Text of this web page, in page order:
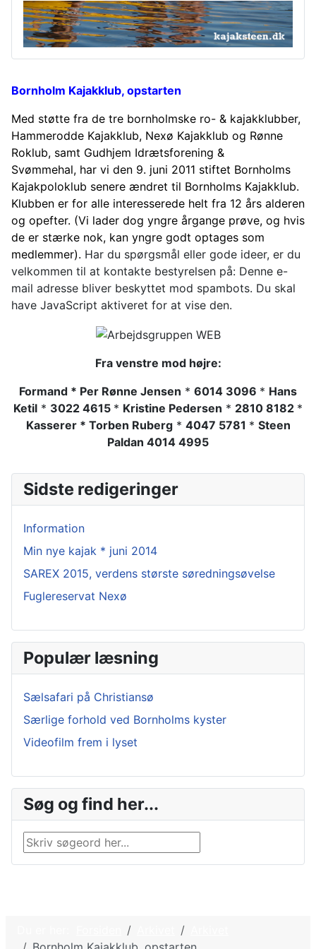
Bornholm Kajakklub, opstarten
Med støtte fra de tre bornholmske ro- & kajakklubber,
Hammerodde Kajakklub, Nexø Kajakklub og Rønne
Roklub, samt Gudhjem Idrætsforening &
Svømmehal, har vi den 9. juni 2011 stiftet Bornholms
Kajakpoloklub senere ændret til Bornholms Kajakklub.
Klubben er for alle interesserede helt fra 12 års alderen
og opefter. (Vi lader dog yngre årgange prøve, og hvis
de er stærke nok, kan yngre godt optages som
medlemmer). Har du spørgsmål eller gode ideer, er du
velkommen til at kontakte bestyrelsen på: Denne e-
mail adresse bliver beskyttet mod spambots. Du skal
have JavaScript aktiveret for at vise den.
Fra venstre mod højre:
Formand * Per Rønne Jensen * 6014 3096 * Hans
Ketil * 3022 4615 * Kristine Pedersen * 2810 8182 *
Kasserer * Torben Ruberg* 4047 5781 * Steen
Paldan 4014 4995
Sidste redigeringer
Information
Min nye kajak * juni 2014
SAREX 2015, verdens største søredningsøvelse
Fuglereservat Nexø
Populær læsning
Sælsafari på Christiansø
Særlige forhold ved Bornholms kyster
Videofilm frem i lyset
Søg og find her...
Søg …